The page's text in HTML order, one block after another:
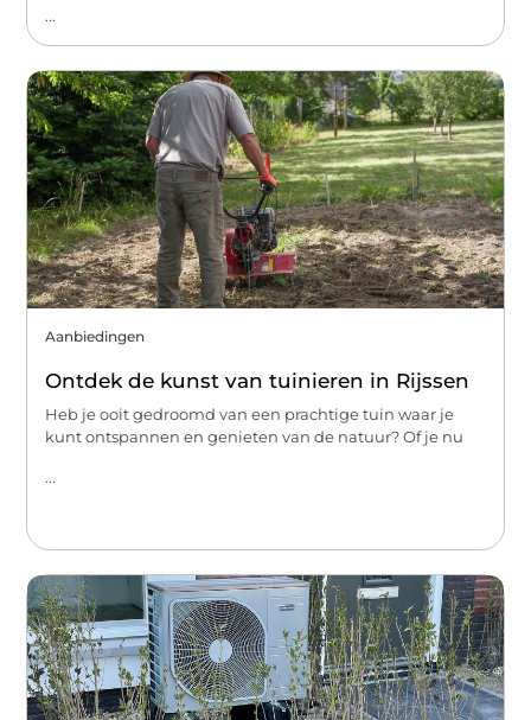
...
Aanbiedingen
Ontdek de kunst van tuinieren in Rijssen
Heb je ooit gedroomd van een prachtige tuin waar je
kunt ontspannen en genieten van de natuur? Of je nu
...